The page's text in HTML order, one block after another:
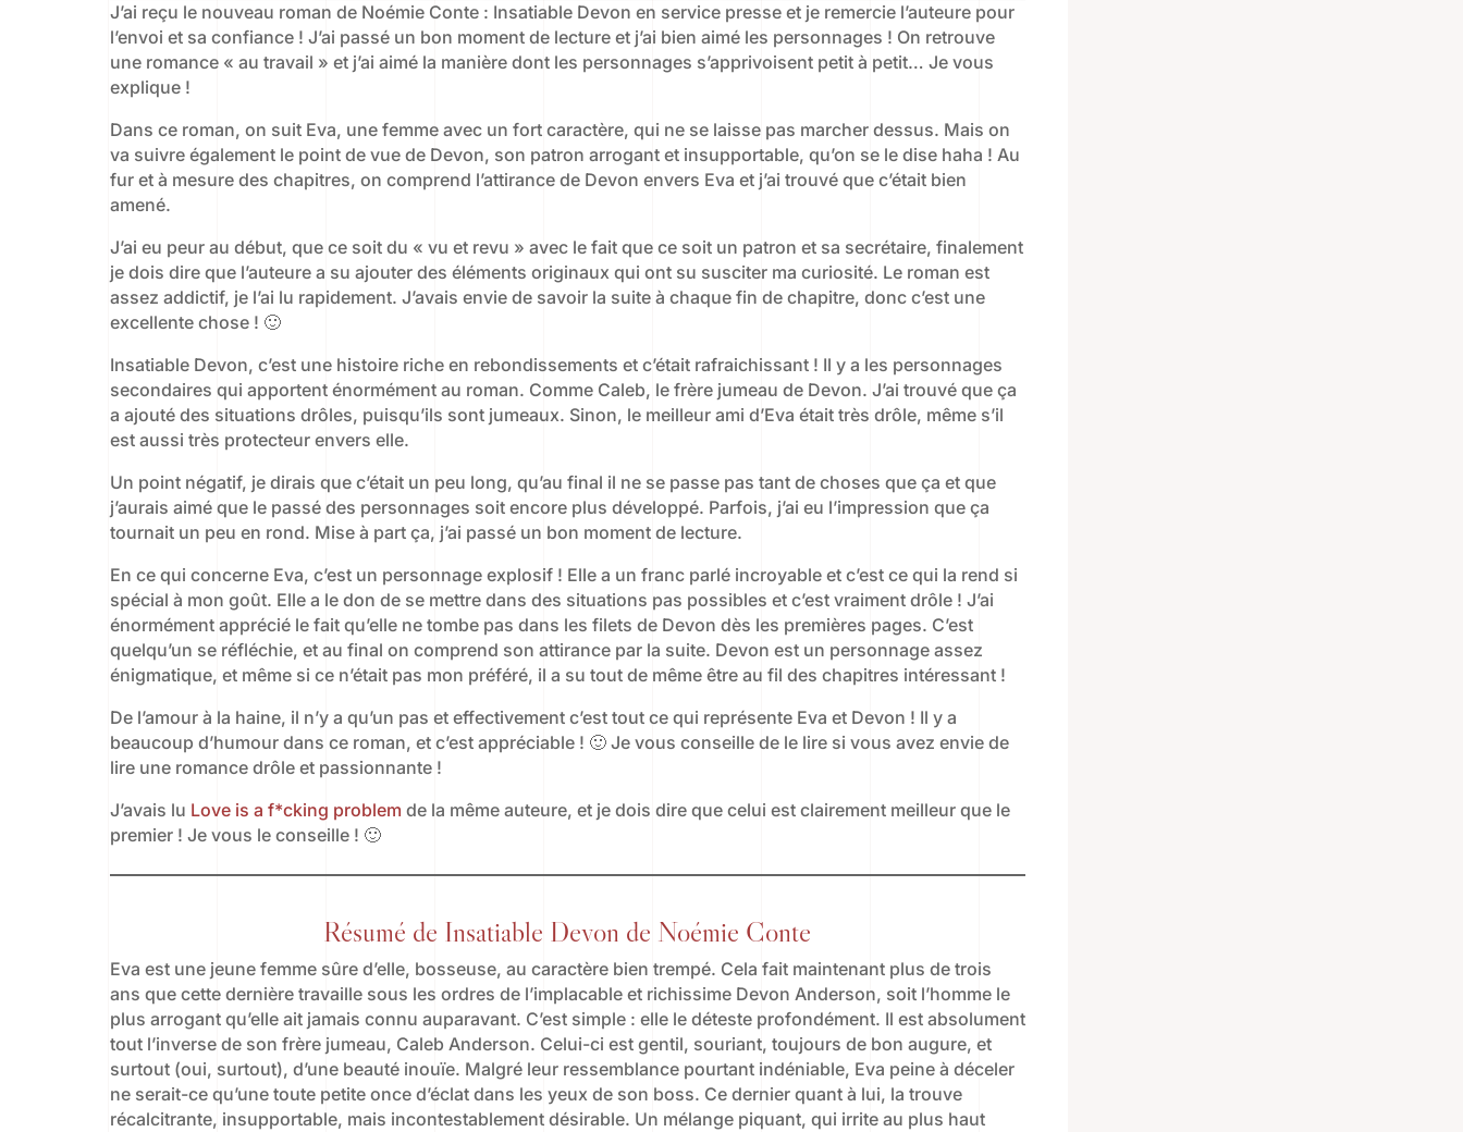
J’ai reçu le nouveau roman de Noémie Conte : Insatiable Devon en service presse et je remercie l’auteure pour
l’envoi et sa confiance ! J’ai passé un bon moment de lecture et j’ai bien aimé les personnages ! On retrouve
une romance « au travail » et j’ai aimé la manière dont les personnages s’apprivoisent petit à petit… Je vous
explique !
Dans ce roman, on suit Eva, une femme avec un fort caractère, qui ne se laisse pas marcher dessus. Mais on
va suivre également le point de vue de Devon, son patron arrogant et insupportable, qu’on se le dise haha ! Au
fur et à mesure des chapitres, on comprend l’attirance de Devon envers Eva et j’ai trouvé que c’était bien
amené.
J’ai eu peur au début, que ce soit du « vu et revu » avec le fait que ce soit un patron et sa secrétaire, finalement
je dois dire que l’auteure a su ajouter des éléments originaux qui ont su susciter ma curiosité. Le roman est
assez addictif, je l’ai lu rapidement. J’avais envie de savoir la suite à chaque fin de chapitre, donc c’est une
excellente chose ! 🙂
Insatiable Devon, c’est une histoire riche en rebondissements et c’était rafraichissant ! Il y a les personnages
secondaires qui apportent énormément au roman. Comme Caleb, le frère jumeau de Devon. J’ai trouvé que ça
a ajouté des situations drôles, puisqu’ils sont jumeaux. Sinon, le meilleur ami d’Eva était très drôle, même s’il
est aussi très protecteur envers elle.
Un point négatif, je dirais que c’était un peu long, qu’au final il ne se passe pas tant de choses que ça et que
j’aurais aimé que le passé des personnages soit encore plus développé. Parfois, j’ai eu l’impression que ça
tournait un peu en rond. Mise à part ça, j’ai passé un bon moment de lecture.
En ce qui concerne Eva, c’est un personnage explosif ! Elle a un franc parlé incroyable et c’est ce qui la rend si
spécial à mon goût. Elle a le don de se mettre dans des situations pas possibles et c’est vraiment drôle ! J’ai
énormément apprécié le fait qu’elle ne tombe pas dans les filets de Devon dès les premières pages. C’est
quelqu’un se réfléchie, et au final on comprend son attirance par la suite. Devon est un personnage assez
énigmatique, et même si ce n’était pas mon préféré, il a su tout de même être au fil des chapitres intéressant !
De l’amour à la haine, il n’y a qu’un pas et effectivement c’est tout ce qui représente Eva et Devon ! Il y a
beaucoup d’humour dans ce roman, et c’est appréciable ! 🙂 Je vous conseille de le lire si vous avez envie de
lire une romance drôle et passionnante !
J’avais lu Love is a f*cking problem de la même auteure, et je dois dire que celui est clairement meilleur que le
premier ! Je vous le conseille ! 🙂
Résumé de Insatiable Devon de Noémie Conte
Eva est une jeune femme sûre d’elle, bosseuse, au caractère bien trempé. Cela fait maintenant plus de trois
ans que cette dernière travaille sous les ordres de l’implacable et richissime Devon Anderson, soit l’homme le
plus arrogant qu’elle ait jamais connu auparavant. C’est simple : elle le déteste profondément. Il est absolument
tout l’inverse de son frère jumeau, Caleb Anderson. Celui-ci est gentil, souriant, toujours de bon augure, et
surtout (oui, surtout), d’une beauté inouïe. Malgré leur ressemblance pourtant indéniable, Eva peine à déceler
ne serait-ce qu’une toute petite once d’éclat dans les yeux de son boss. Ce dernier quant à lui, la trouve
récalcitrante, insupportable, mais incontestablement désirable. Un mélange piquant, qui irrite au plus haut